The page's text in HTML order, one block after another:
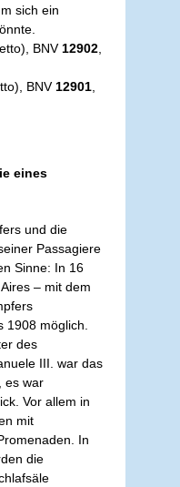
sich ein
BNV12902,
BNV12901,
eines
und die
Passagiere
Sinne: In 16
– mit dem
1908 möglich.
des
III. war das
es war
Vor allem in
mit
In
die